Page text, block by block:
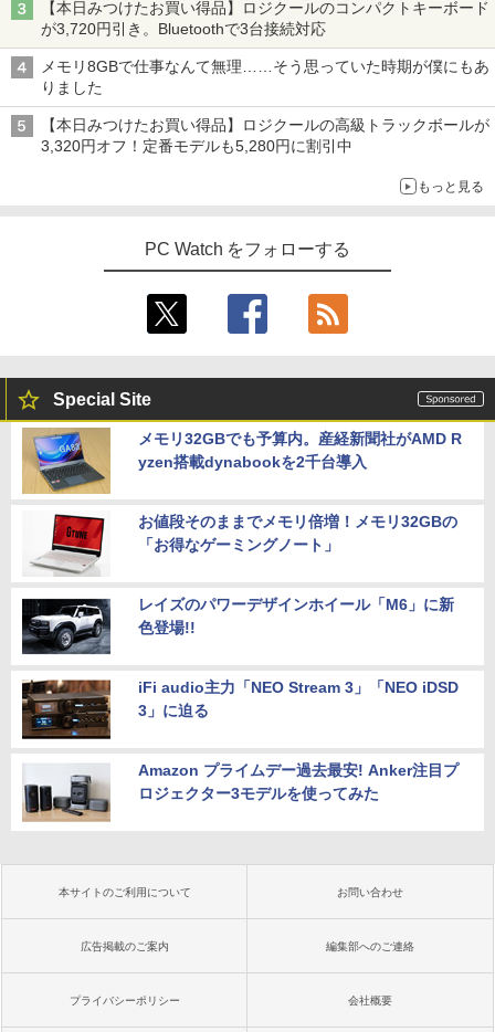
【本日みつけたお買い得品】ロジクールのコンパクトキーボード
が3,720円引き。Bluetoothで3台接続対応
メモリ8GBで仕事なんて無理……そう思っていた時期が僕にもあ
りました
【本日みつけたお買い得品】ロジクールの高級トラックボールが
3,320円オフ！定番モデルも5,280円に割引中
もっと見る
PC Watch をフォローする
Special Site
メモリ32GBでも予算内。産経新聞社がAMD R
yzen搭載dynabookを2千台導入
お値段そのままでメモリ倍増！メモリ32GBの
「お得なゲーミングノート」
レイズのパワーデザインホイール「M6」に新
色登場!!
iFi audio主力「NEO Stream 3」「NEO iDSD
3」に迫る
Amazon プライムデー過去最安! Anker注目プ
ロジェクター3モデルを使ってみた
本サイトのご利用について お問い合わせ
広告掲載のご案内 編集部へのご連絡
プライバシーポリシー 会社概要